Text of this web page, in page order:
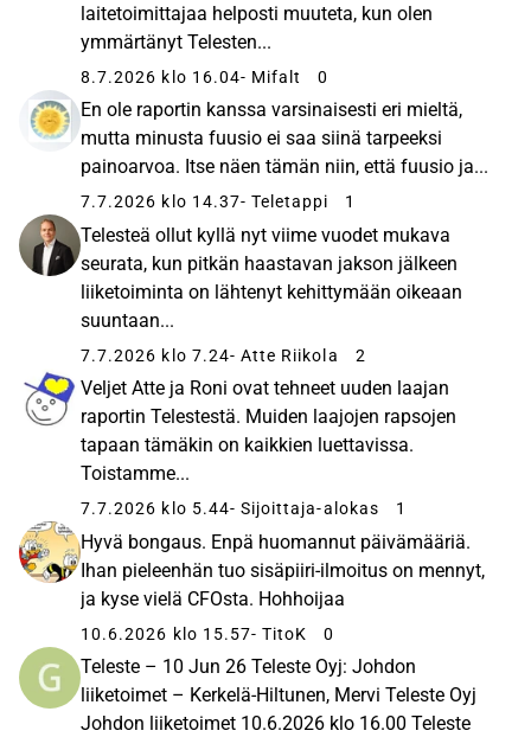
laitetoimittajaa helposti muuteta, kun olen
ymmärtänyt Telesten...
8.7.2026 klo 16.04- Mifalt 0
En ole raportin kanssa varsinaisesti eri mieltä,
mutta minusta fuusio ei saa siinä tarpeeksi
painoarvoa. Itse näen tämän niin, että fuusio ja...
7.7.2026 klo 14.37- Teletappi 1
Telesteä ollut kyllä nyt viime vuodet mukava
seurata, kun pitkän haastavan jakson jälkeen
liiketoiminta on lähtenyt kehittymään oikeaan
suuntaan...
7.7.2026 klo 7.24- Atte Riikola 2
Veljet Atte ja Roni ovat tehneet uuden laajan
raportin Telestestä. Muiden laajojen rapsojen
tapaan tämäkin on kaikkien luettavissa.
Toistamme...
7.7.2026 klo 5.44- Sijoittaja-alokas 1
Hyvä bongaus. Enpä huomannut päivämääriä.
Ihan pieleenhän tuo sisäpiiri-ilmoitus on mennyt,
ja kyse vielä CFOsta. Hohhoijaa
10.6.2026 klo 15.57- TitoK 0
Teleste – 10 Jun 26 Teleste Oyj: Johdon
liiketoimet – Kerkelä-Hiltunen, Mervi Teleste Oyj
Johdon liiketoimet 10.6.2026 klo 16.00 Teleste